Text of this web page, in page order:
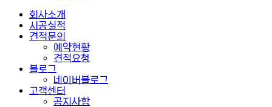
회사소개
시공실적
견적문의
예약현황
견적요청
블로그
네이버블로그
고객센터
공지사항